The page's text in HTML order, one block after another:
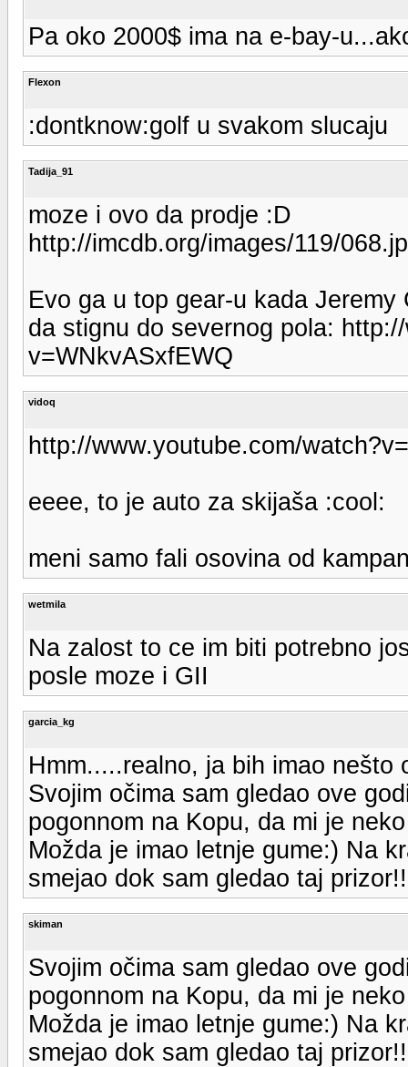
Pa oko 2000$ ima na e-bay-
Flexon
:dontknow:golf u svakom slucaju
Tadija_91
moze i ovo da prodje :D
http://imcdb.org/images/119/
Evo ga u top gear-u kada
da stignu do severnog pola:
v=WNkvASxfEWQ
vidoq
http://www.youtube.com/
eeee, to je auto za skijaša :cool:
meni samo fali osovina od
wetmila
Na zalost to ce im biti potrebno
posle moze i GII
garcia_kg
Hmm.....realno, ja bih imao
Svojim očima sam gledao ove
pogonnom na Kopu, da mi je
Možda je imao letnje gume:) Na
smejao dok sam gledao taj
skiman
Svojim očima sam gledao ove
pogonnom na Kopu, da mi je
Možda je imao letnje gume:) Na
smejao dok sam gledao taj